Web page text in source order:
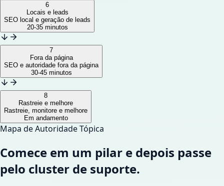
6
Locais e leads
SEO local e geração de leads
20-35 minutos
7
Fora da página
SEO e autoridade fora da página
30-45 minutos
8
Rastreie e melhore
Rastreie, monitore e melhore
Em andamento
Mapa de Autoridade Tópica
Comece em um pilar e depois passe
pelo cluster de suporte.